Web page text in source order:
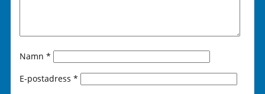
Namn *
E-postadress *